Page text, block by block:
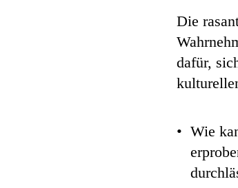
Die
dafür,
Wie